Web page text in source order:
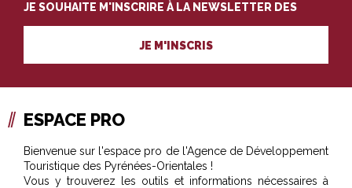
JE SOUHAITE M'INSCRIRE À LA NEWSLETTER DES
PROFESSIONNELS DU TOURISME
JE M'INSCRIS
ESPACE PRO
Bienvenue sur l'espace pro de l'Agence de Développement
Touristique des Pyrénées-Orientales !
Vous y trouverez les outils et informations nécessaires à